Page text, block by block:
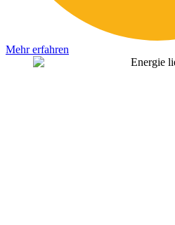
Mehr erfahren